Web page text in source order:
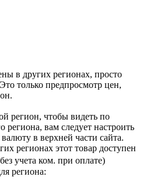
в других регионах, просто
только предпросмотр цен,
регион, чтобы видеть по
вам следует настроить
в верхней части сайта.
регионах этот товар доступен
учета ком. при оплате)
региона: